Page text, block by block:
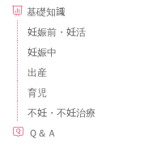
基礎知識
妊娠前・妊活
妊娠中
出産
育児
不妊・不妊治療
Ｑ＆Ａ